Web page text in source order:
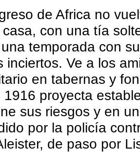
de Africa no
con una tía
temporada con
inciertos. Ve a los
en tabernas y
proyecta
sus riesgos y en
por la policía
de paso por